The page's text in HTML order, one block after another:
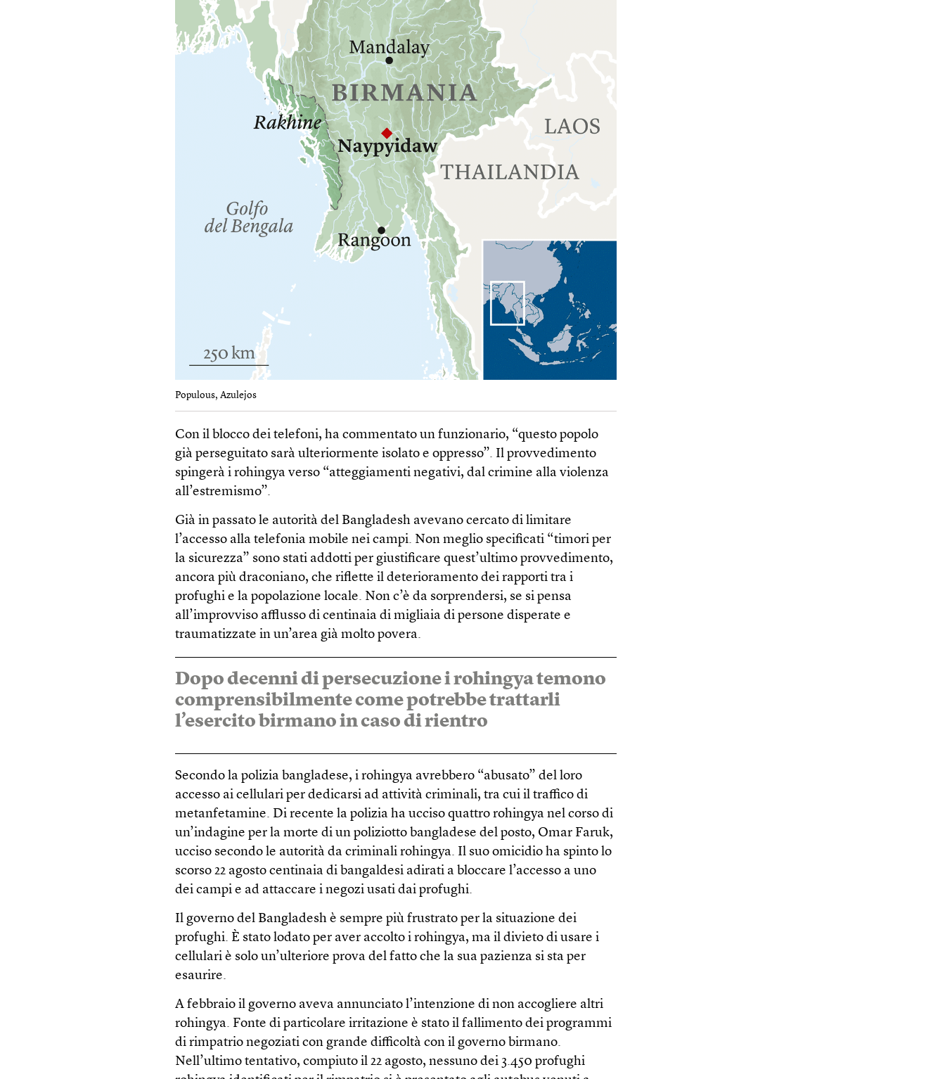
Populous, Azulejos
Con il blocco dei telefoni, ha commentato un funzionario, “questo popolo
già perseguitato sarà ulteriormente isolato e oppresso”. Il provvedimento
spingerà i rohingya verso “atteggiamenti negativi, dal crimine alla violenza
all’estremismo”.
Già in passato le autorità del Bangladesh avevano cercato di limitare
l’accesso alla telefonia mobile nei campi. Non meglio specificati “timori per
la sicurezza” sono stati addotti per giustificare quest’ultimo provvedimento,
ancora più draconiano, che riflette il deterioramento dei rapporti tra i
profughi e la popolazione locale. Non c’è da sorprendersi, se si pensa
all’improvviso afflusso di centinaia di migliaia di persone disperate e
traumatizzate in un’area già molto povera.
Dopo decenni di persecuzione i rohingya temono
comprensibilmente come potrebbe trattarli
l’esercito birmano in caso di rientro
Secondo la polizia bangladese, i rohingya avrebbero “abusato” del loro
accesso ai cellulari per dedicarsi ad attività criminali, tra cui il traffico di
metanfetamine. Di recente la polizia ha ucciso quattro rohingya nel corso di
un’indagine per la morte di un poliziotto bangladese del posto, Omar Faruk,
ucciso secondo le autorità da criminali rohingya. Il suo omicidio ha spinto lo
scorso 22 agosto centinaia di bangaldesi adirati a bloccare l’accesso a uno
dei campi e ad attaccare i negozi usati dai profughi.
Il governo del Bangladesh è sempre più frustrato per la situazione dei
profughi. È stato lodato per aver accolto i rohingya, ma il divieto di usare i
cellulari è solo un’ulteriore prova del fatto che la sua pazienza si sta per
esaurire.
A febbraio il governo aveva annunciato l’intenzione di non accogliere altri
rohingya. Fonte di particolare irritazione è stato il fallimento dei programmi
di rimpatrio negoziati con grande difficoltà con il governo birmano.
Nell’ultimo tentativo, compiuto il 22 agosto, nessuno dei 3.450 profughi